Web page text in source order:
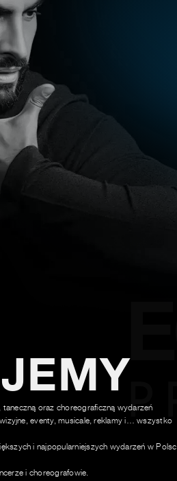
oraz choreograficzną wydarzeń
eventy, musicale, reklamy i… wszystko
i najpopularniejszych wydarzeń w
i choreografowie.